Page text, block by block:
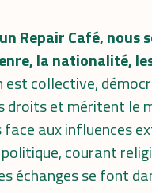
Repair Café,
la nationalité,
est collective,
droits et méritent le
face aux influences
courant
échanges se font